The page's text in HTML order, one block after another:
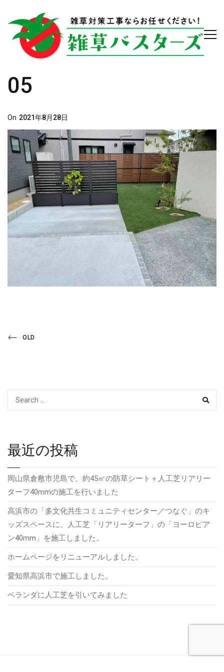
05
Posted
On
On 2021年8月28日
投
ビ
ー
シ
ョ
ン
Previous
OLD
最近の投稿
岡山県倉敷市児島で、約45㎡の防草シート＋人工芝リアリー
ターフ40mmの施工を行いました
高浜市の「多文化共生コミュニティセンター／つなぐ」のキ
ッズスペースに、人工芝「リアリーターフ」の「ヨーロピア
ン40mm」を施工しました。
ホームページをリニューアルしました。
愛知県高浜市で施工しました。
ベランダに人工芝を引いてみました